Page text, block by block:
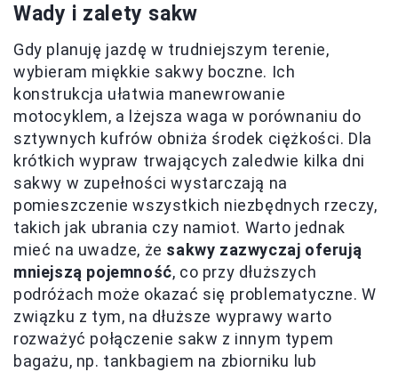
Wady i zalety sakw
Gdy planuję jazdę w trudniejszym terenie,
wybieram miękkie sakwy boczne. Ich
konstrukcja ułatwia manewrowanie
motocyklem, a lżejsza waga w porównaniu do
sztywnych kufrów obniża środek ciężkości. Dla
krótkich wypraw trwających zaledwie kilka dni
sakwy w zupełności wystarczają na
pomieszczenie wszystkich niezbędnych rzeczy,
takich jak ubrania czy namiot. Warto jednak
mieć na uwadze, że sakwy zazwyczaj oferują
mniejszą pojemność, co przy dłuższych
podróżach może okazać się problematyczne. W
związku z tym, na dłuższe wyprawy warto
rozważyć połączenie sakw z innym typem
bagażu, np. tankbagiem na zbiorniku lub